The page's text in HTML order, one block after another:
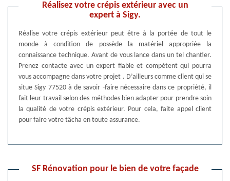
Réalisez votre crépis extérieur avec un
expert à Sigy.
Réalise votre crépis extérieur peut être à la portée de tout le
monde à condition de possède la matériel appropriée la
connaissance technique. Avant de vous lance dans un tel chantier.
Prenez contacte avec un expert fiable et compètent qui pourra
vous accompagne dans votre projet . D’ailleurs comme client qui se
situe Sigy 77520 à de savoir -faire nécessaire dans ce propriété, il
fait leur travail selon des méthodes bien adapter pour prendre soin
la qualité de votre crépis extérieur. Pour cela, faite appel client
pour faire votre tâcha en toute assurance.
SF Rénovation pour le bien de votre façade